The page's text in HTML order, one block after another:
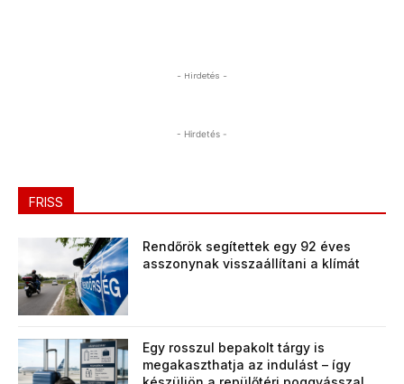
- Hirdetés -
- Hirdetés -
FRISS
Rendőrök segítettek egy 92 éves
asszonynak visszaállítani a klímát
Egy rosszul bepakolt tárgy is
megakaszthatja az indulást – így